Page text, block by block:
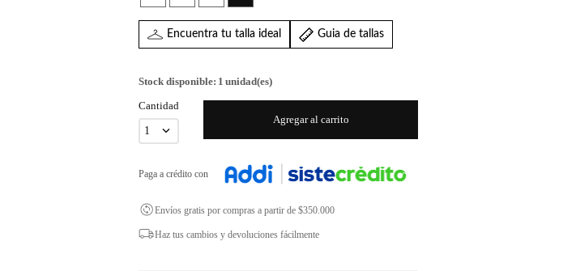
Encuentra tu talla ideal Guia de tallas
Stock disponible: 1 unidad(es)
Cantidad
1
Agregar al carrito
Paga a crédito con
Envíos gratis por compras a partir de $350.000
Haz tus cambios y devoluciones fácilmente